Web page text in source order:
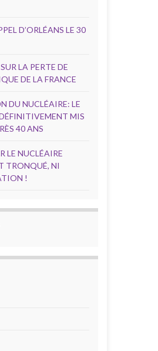
D’ORLÉANS LE 30
LA PERTE DE
DE LA FRANCE
DU NUCLÉAIRE: LE
MIS
40 ANS
LE NUCLÉAIRE
TRONQUÉ, NI
!